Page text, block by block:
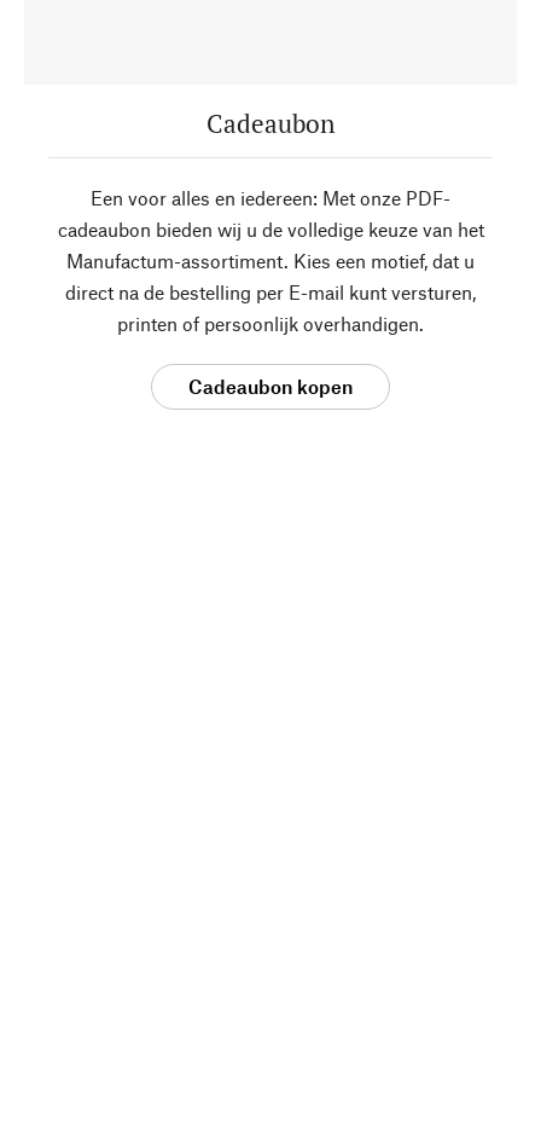
Cadeaubon
Een voor alles en iedereen: Met onze PDF-
cadeaubon bieden wij u de volledige keuze van het
Manufactum-assortiment. Kies een motief, dat u
direct na de bestelling per E-mail kunt versturen,
printen of persoonlijk overhandigen.
Cadeaubon kopen